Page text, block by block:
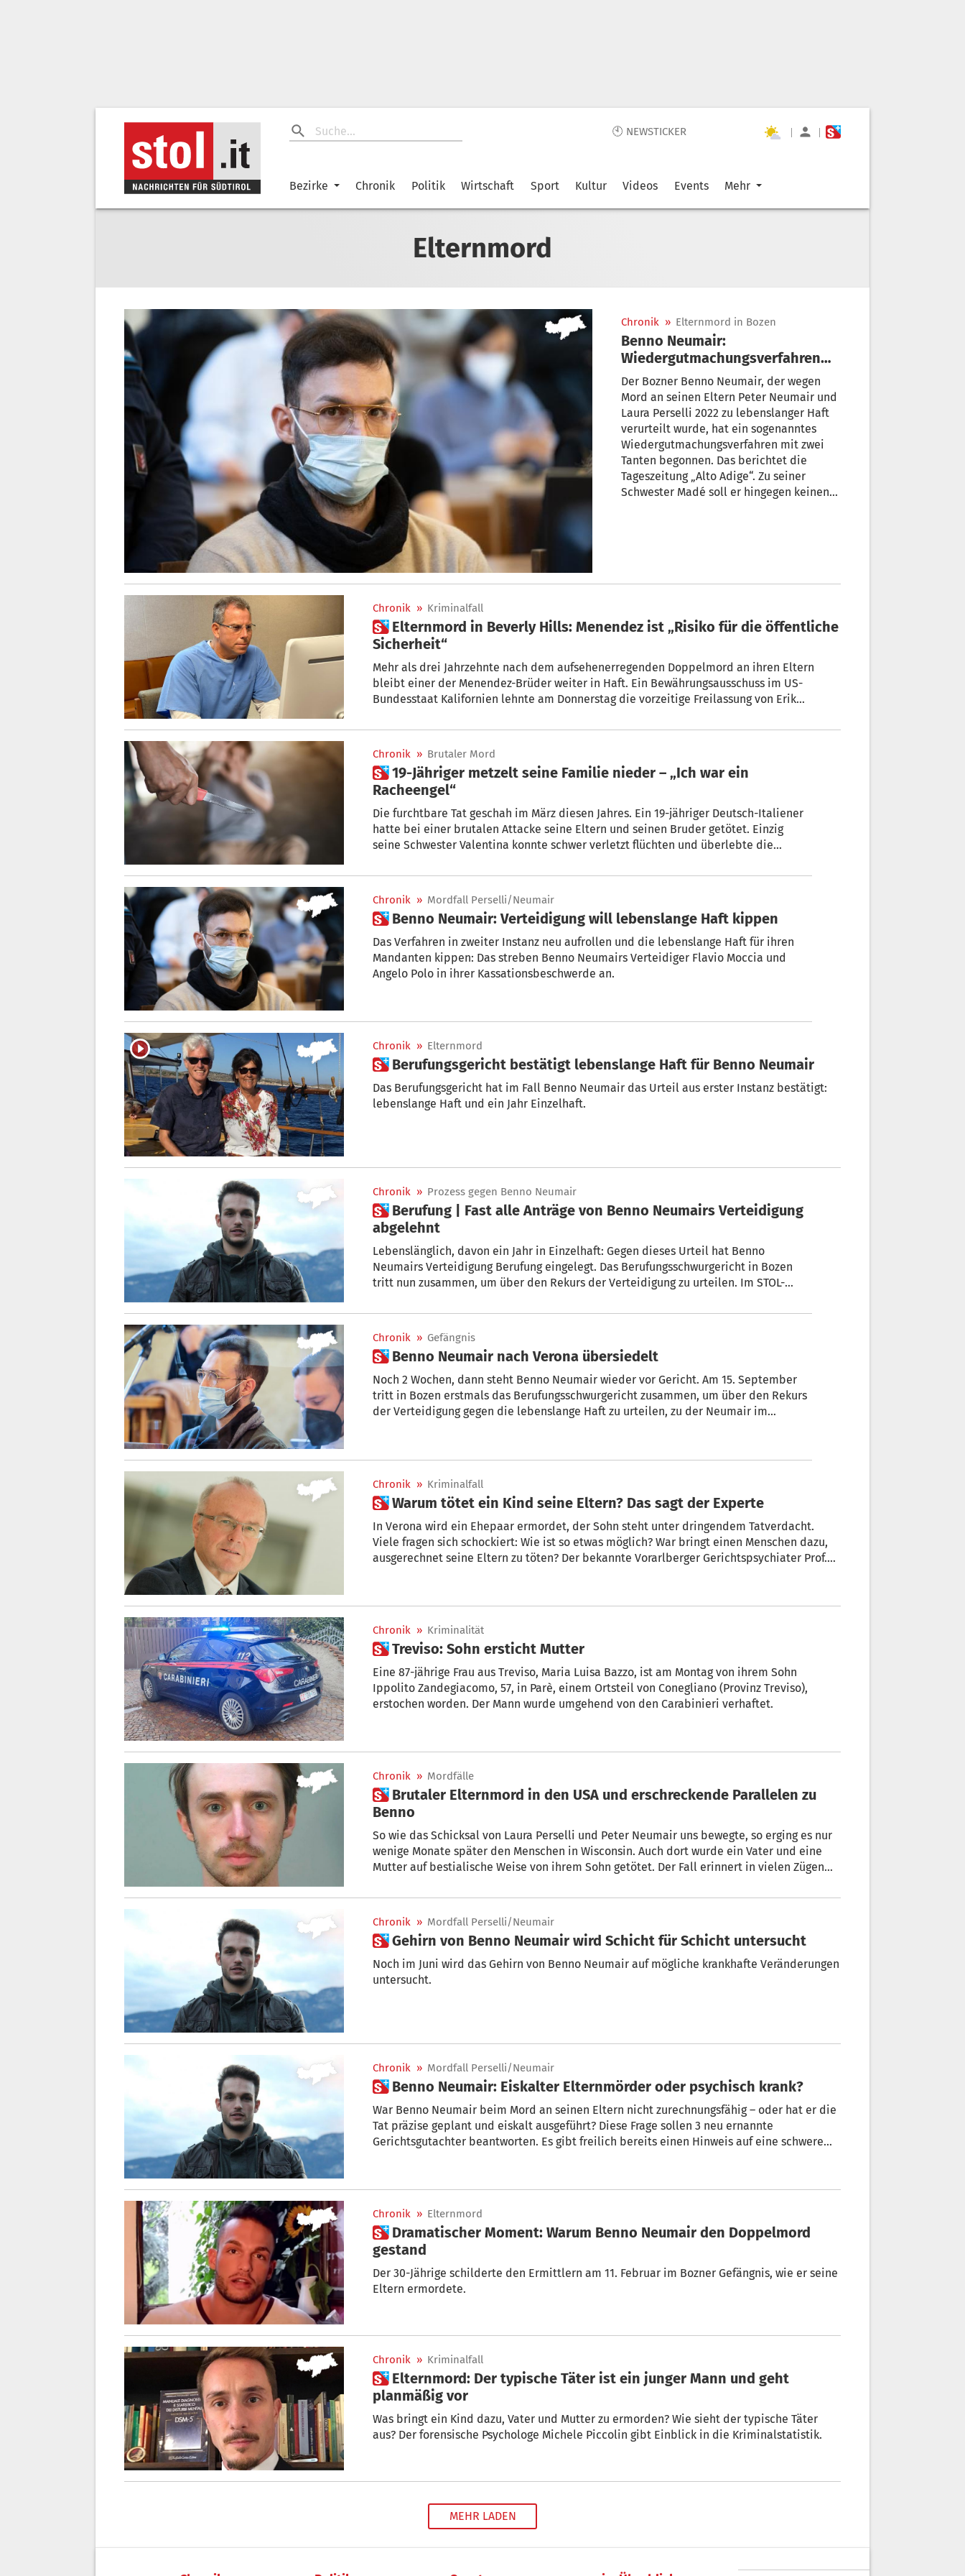
🕙 NEWSTICKER | |
Bezirke Chronik Politik Wirtschaft Sport Kultur Videos Events Mehr
Elternmord
Chronik » Elternmord in Bozen
Benno Neumair:
Wiedergutmachungsverfahren
mit zwei Tanten
Der Bozner Benno Neumair, der wegen
Mord an seinen Eltern Peter Neumair und
Laura Perselli 2022 zu lebenslanger Haft
verurteilt wurde, hat ein sogenanntes
Wiedergutmachungsverfahren mit zwei
Tanten begonnen. Das berichtet die
Tageszeitung „Alto Adige“. Zu seiner
Schwester Madé soll er hingegen keinen
Chronik » Kriminalfall
 Elternmord in Beverly Hills: Menendez ist „Risiko für die öffentliche
Sicherheit“
Mehr als drei Jahrzehnte nach dem aufsehenerregenden Doppelmord an ihren Eltern
bleibt einer der Menendez-Brüder weiter in Haft. Ein Bewährungsausschuss im US-
Bundesstaat Kalifornien lehnte am Donnerstag die vorzeitige Freilassung von Erik
Risiko für die öffentliche Sicherheit“, zitierten US-Medien aus der Begründung.
Chronik » Brutaler Mord
 19-Jähriger metzelt seine Familie nieder – „Ich war ein
Racheengel“
Die furchtbare Tat geschah im März diesen Jahres. Ein 19-jähriger Deutsch-Italiener
hatte bei einer brutalen Attacke seine Eltern und seinen Bruder getötet. Einzig
seine Schwester Valentina konnte schwer verletzt flüchten und überlebte die
Chronik » Mordfall Perselli/Neumair
 Benno Neumair: Verteidigung will lebenslange Haft kippen
Das Verfahren in zweiter Instanz neu aufrollen und die lebenslange Haft für ihren
Mandanten kippen: Das streben Benno Neumairs Verteidiger Flavio Moccia und
Angelo Polo in ihrer Kassationsbeschwerde an.
Chronik » Elternmord
 Berufungsgericht bestätigt lebenslange Haft für Benno Neumair
Das Berufungsgericht hat im Fall Benno Neumair das Urteil aus erster Instanz bestätigt:
lebenslange Haft und ein Jahr Einzelhaft.
Chronik » Prozess gegen Benno Neumair
 Berufung | Fast alle Anträge von Benno Neumairs Verteidigung
abgelehnt
Lebenslänglich, davon ein Jahr in Einzelhaft: Gegen dieses Urteil hat Benno
Neumairs Verteidigung Berufung eingelegt. Das Berufungsschwurgericht in Bozen
tritt nun zusammen, um über den Rekurs der Verteidigung zu urteilen. Im STOL-
Chronik » Gefängnis
 Benno Neumair nach Verona übersiedelt
Noch 2 Wochen, dann steht Benno Neumair wieder vor Gericht. Am 15. September
tritt in Bozen erstmals das Berufungsschwurgericht zusammen, um über den Rekurs
der Verteidigung gegen die lebenslange Haft zu urteilen, zu der Neumair im
Chronik » Kriminalfall
 Warum tötet ein Kind seine Eltern? Das sagt der Experte
In Verona wird ein Ehepaar ermordet, der Sohn steht unter dringendem Tatverdacht.
Viele fragen sich schockiert: Wie ist so etwas möglich? War bringt einen Menschen dazu,
ausgerechnet seine Eltern zu töten? Der bekannte Vorarlberger Gerichtspsychiater Prof.
Chronik » Kriminalität
 Treviso: Sohn ersticht Mutter
Eine 87-jährige Frau aus Treviso, Maria Luisa Bazzo, ist am Montag von ihrem Sohn
Ippolito Zandegiacomo, 57, in Parè, einem Ortsteil von Conegliano (Provinz Treviso),
erstochen worden. Der Mann wurde umgehend von den Carabinieri verhaftet.
Chronik » Mordfälle
 Brutaler Elternmord in den USA und erschreckende Parallelen zu
Benno
So wie das Schicksal von Laura Perselli und Peter Neumair uns bewegte, so erging es nur
wenige Monate später den Menschen in Wisconsin. Auch dort wurde ein Vater und eine
Mutter auf bestialische Weise von ihrem Sohn getötet. Der Fall erinnert in vielen Zügen
Chronik » Mordfall Perselli/Neumair
 Gehirn von Benno Neumair wird Schicht für Schicht untersucht
Noch im Juni wird das Gehirn von Benno Neumair auf mögliche krankhafte Veränderungen
untersucht.
Chronik » Mordfall Perselli/Neumair
 Benno Neumair: Eiskalter Elternmörder oder psychisch krank?
War Benno Neumair beim Mord an seinen Eltern nicht zurechnungsfähig – oder hat er die
Tat präzise geplant und eiskalt ausgeführt? Diese Frage sollen 3 neu ernannte
Gerichtsgutachter beantworten. Es gibt freilich bereits einen Hinweis auf eine schwere
Chronik » Elternmord
 Dramatischer Moment: Warum Benno Neumair den Doppelmord
gestand
Der 30-Jährige schilderte den Ermittlern am 11. Februar im Bozner Gefängnis, wie er seine
Eltern ermordete.
Chronik » Kriminalfall
 Elternmord: Der typische Täter ist ein junger Mann und geht
planmäßig vor
Was bringt ein Kind dazu, Vater und Mutter zu ermorden? Wie sieht der typische Täter
aus? Der forensische Psychologe Michele Piccolin gibt Einblick in die Kriminalstatistik.
MEHR LADEN